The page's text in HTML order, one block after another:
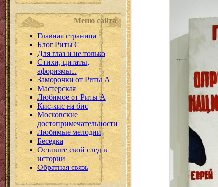
Меню сайта
Главная страница
Блог Риты С
Для глаз и не только
Стихи, цитаты,
афоризмы...
Заморочки от Риты А
Мастерская
Любимое от Риты А
Кис-кис на бис
Московские
достопримечательности
Любимые мелодии
Беседка
Оставьте свой след в
истории
Обратная связь